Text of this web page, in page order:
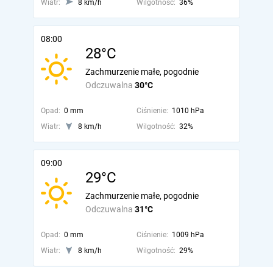
Wiatr: 8 km/h Wilgotność: 36%
08:00
28°C
Odczuwalna 30°C
Zachmurzenie małe, pogodnie
Opad: 0 mm Ciśnienie: 1010 hPa
Wiatr:
8 km/h Wilgotność: 32%
09:00
29°C
Odczuwalna 31°C
Zachmurzenie małe, pogodnie
Opad: 0 mm Ciśnienie: 1009 hPa
Wiatr:
8 km/h Wilgotność: 29%